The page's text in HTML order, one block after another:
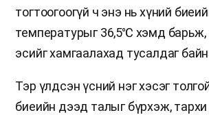
тогтоогоогүй ч энэ нь хүний
температурыг 36,5℃ хэмд
эсийг хамгаалахад тусалдаг
Тэр үлдсэн үсний нэг хэсэг
биеийн дээд талыг бүрхэж, тархи